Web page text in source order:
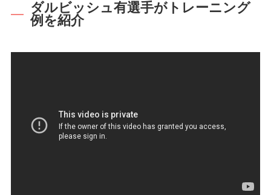
ダルビッシュ有選手がトレーニング
例を紹介